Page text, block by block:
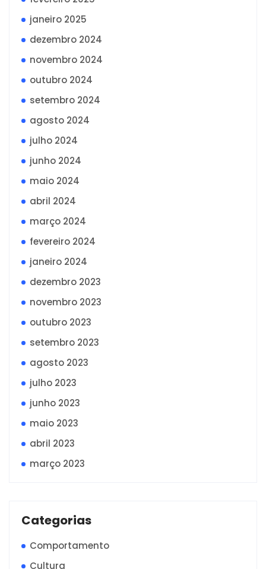
janeiro 2025
dezembro 2024
novembro 2024
outubro 2024
setembro 2024
agosto 2024
julho 2024
junho 2024
maio 2024
abril 2024
março 2024
fevereiro 2024
janeiro 2024
dezembro 2023
novembro 2023
outubro 2023
setembro 2023
agosto 2023
julho 2023
junho 2023
maio 2023
abril 2023
março 2023
Categorias
Comportamento
Cultura